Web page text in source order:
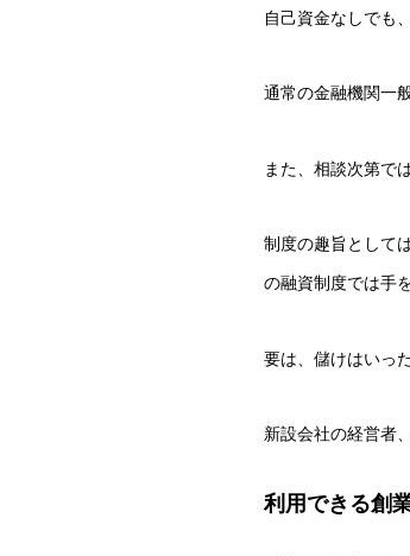
自己資金なしでも
通常の金融機関一
また、相談次第で
制度の趣旨として
の融資制度では手
要は、儲けはいっ
新設会社の経営者
利用できる創